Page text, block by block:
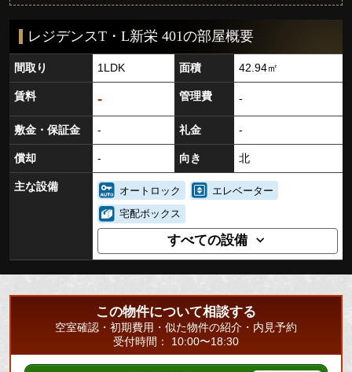
レジデンスT・L新栄 401の部屋概要
間取り 1LDK 面積 42.94㎡
賃料 - 管理費 -
敷金・保証金 - 礼金 -
償却 - 向き 北
主な設備 オートロック
エレベーター
宅配ボックス
すべての設備
この物件について相談する
空室確認・初期費用・似た物件の紹介・内見予約
受付時間： 10:00〜18:30